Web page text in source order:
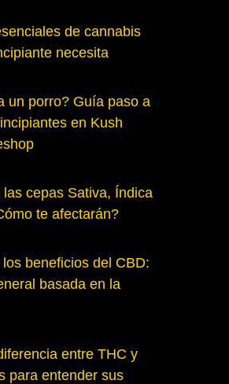
de cannabis
necesita
un porro? Guía paso a
en Kush
las cepas Sativa, Índica
te afectarán?
beneficios del CBD:
basada en la
entre THC y
para entender sus